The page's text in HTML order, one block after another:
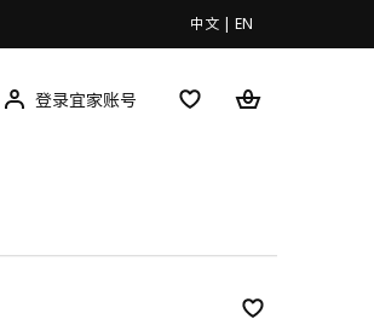
中文 | EN
登录宜家账号